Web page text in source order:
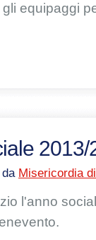
equipaggi
2013/
da Misericordia
l'anno